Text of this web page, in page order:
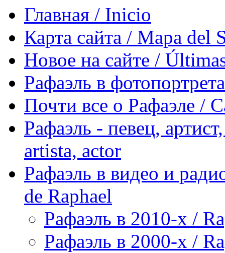
Главная / Inicio
Карта сайта / Mapa del
Новое на сайте /
Рафаэль в
Почти все о Рафаэле /
Рафаэль - певец,
artista, actor
Рафаэль в видео и
de Raphael
Рафаэль в 2010-х /
Рафаэль в 2000-х /